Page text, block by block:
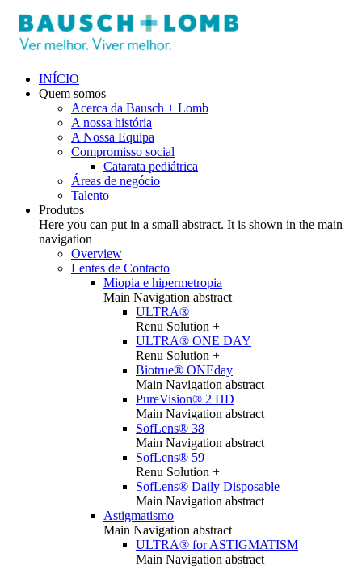
INÍCIO
Quem somos
Acerca da Bausch + Lomb
A nossa história
A Nossa Equipa
Compromisso social
Catarata pediátrica
Áreas de negócio
Talento
Produtos
Here you can put in a small abstract. It is shown in the main
navigation
Overview
Lentes de Contacto
Miopia e hipermetropia
Main Navigation abstract
ULTRA®
Renu Solution +
ULTRA® ONE DAY
Renu Solution +
Biotrue® ONEday
Main Navigation abstract
PureVision® 2 HD
Main Navigation abstract
SofLens® 38
Main Navigation abstract
SofLens® 59
Renu Solution +
SofLens® Daily Disposable
Main Navigation abstract
Astigmatismo
Main Navigation abstract
ULTRA® for ASTIGMATISM
Main Navigation abstract